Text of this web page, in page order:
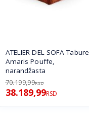
ATELIER DEL SOFA Tabure
Amaris Pouffe,
narandžasta
70.199,99RSD
38.189,99RSD